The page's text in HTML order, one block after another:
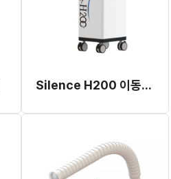
Silence H200 이동식 집진기